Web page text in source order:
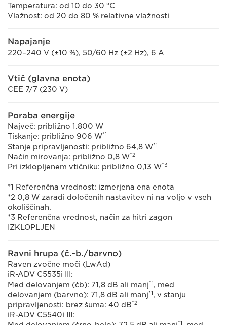
Temperatura: od 10 do 30 ºC
Vlažnost: od 20 do 80 % relativne vlažnosti
Napajanje
220–240 V (±10 %), 50/60 Hz (±2 Hz), 6 A
Vtič (glavna enota)
CEE 7/7 (230 V)
Poraba energije
Največ: približno 1.800 W
Tiskanje: približno 906 W*1
Stanje pripravljenosti: približno 64,8 W*1
Način mirovanja: približno 0,8 W*2
Pri izklopljenem vtičniku: približno 0,13 W*3
*1 Referenčna vrednost: izmerjena ena enota
*2 0,8 W zaradi določenih nastavitev ni na voljo v vseh
okoliščinah.
*3 Referenčna vrednost, način za hitri zagon
IZKLOPLJEN
Ravni hrupa (č.-b./barvno)
Raven zvočne moči (LwAd)
iR-ADV C5535i III:
Med delovanjem (čb): 71,8 dB ali manj*1, med
delovanjem (barvno): 71,8 dB ali manj*1, v stanju
pripravljenosti: brez šuma: 40 dB*2
iR-ADV C5540i III:
*1